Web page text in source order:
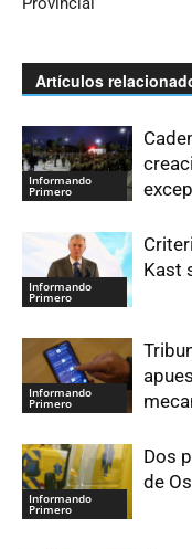
Artículos
Informando
Primero
Informando
Primero
Kast
Informando
Primero
Informando
Primero
Dos
de